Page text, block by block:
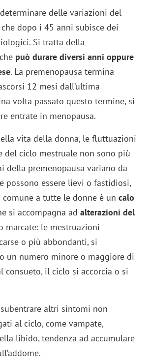
determinare delle variazioni del
dopo i 45 anni subisce dei
Si tratta della
può durare diversi anni oppure
. La premenopausa termina
12 mesi dall’ultima
volta passato questo termine, si
entrate in menopausa.
vita della donna, le fluttuazioni
del ciclo mestruale non sono più
della premenopausa variano da
possono essere lievi o fastidiosi,
comune a tutte le donne è uncalo
si accompagna adalterazioni del
marcate: le mestruazioni
o più abbondanti, si
un numero minore o maggiore di
consueto, il ciclo si accorcia o si
altri sintomi non
al ciclo, come vampate,
libido, tendenza ad accumulare